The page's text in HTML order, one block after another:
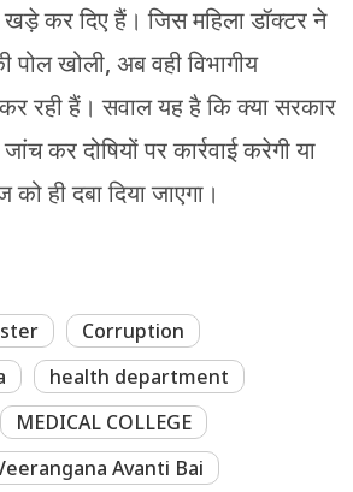
कर दिए हैं। जिस महिला डॉक्टर ने
पोल खोली, अब वही विभागीय
रही हैं। सवाल यह है कि क्या सरकार
कर दोषियों पर कार्रवाई करेगी या
ही दबा दिया जाएगा।
Corruption
health department
MEDICAL COLLEGE
Avanti Bai